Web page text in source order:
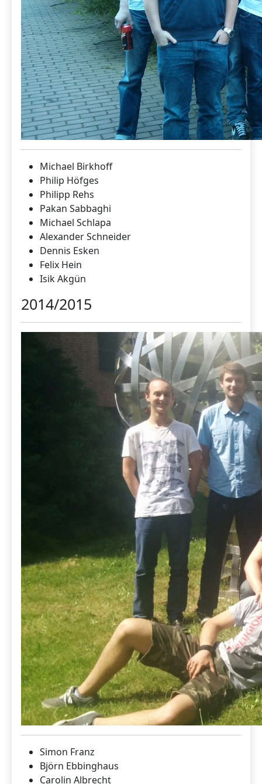
Michael Birkhoff
Philip Höfges
Philipp Rehs
Pakan Sabbaghi
Michael Schlapa
Alexander Schneider
Dennis Esken
Felix Hein
Isik Akgün
2014/2015
Simon Franz
Björn Ebbinghaus
Carolin Albrecht